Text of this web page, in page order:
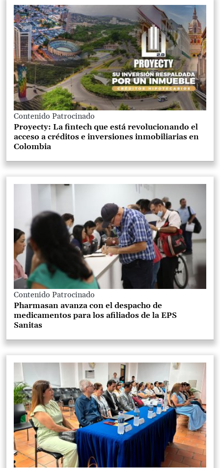
Contenido Patrocinado
Proyecty: La fintech que está revolucionando el
acceso a créditos e inversiones inmobiliarias en
Colombia
Contenido Patrocinado
Pharmasan avanza con el despacho de
medicamentos para los afiliados de la EPS
Sanitas